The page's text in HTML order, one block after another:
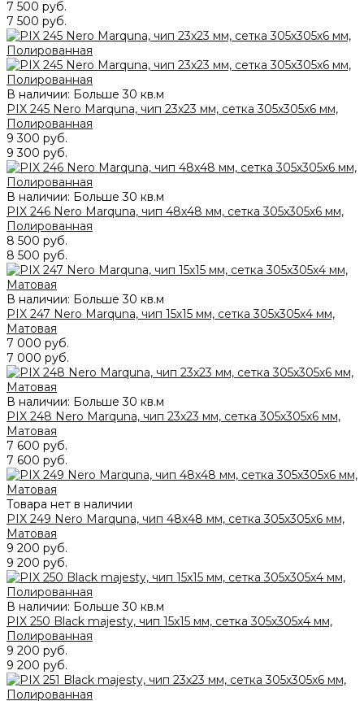
7 500 руб.
7 500 руб.
В наличии: Больше 30 кв.м
PIX 245 Nero Marquna, чип 23х23 мм, сетка 305х305х6 мм,
Полированная
9 300 руб.
9 300 руб.
В наличии: Больше 30 кв.м
PIX 246 Nero Marquna, чип 48х48 мм, сетка 305х305х6 мм,
Полированная
8 500 руб.
8 500 руб.
В наличии: Больше 30 кв.м
PIX 247 Nero Marquna, чип 15х15 мм, сетка 305х305х4 мм,
Матовая
7 000 руб.
7 000 руб.
В наличии: Больше 30 кв.м
PIX 248 Nero Marquna, чип 23х23 мм, сетка 305х305х6 мм,
Матовая
7 600 руб.
7 600 руб.
Товара нет в наличии
PIX 249 Nero Marquna, чип 48х48 мм, сетка 305х305х6 мм,
Матовая
9 200 руб.
9 200 руб.
В наличии: Больше 30 кв.м
PIX 250 Black majesty, чип 15x15 мм, сетка 305х305x4 мм,
Полированная
9 200 руб.
9 200 руб.